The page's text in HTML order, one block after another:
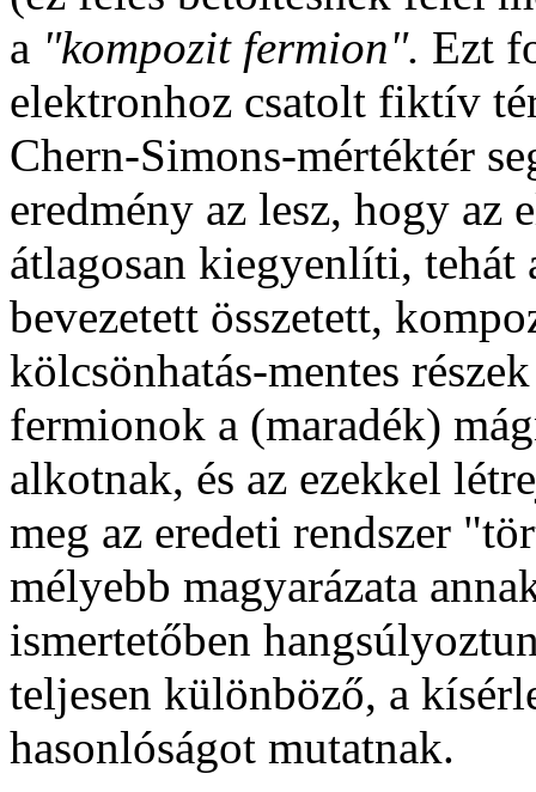
a "kompozit fermion". Ezt
elektronhoz csatolt fiktív
Chern-Simons-mértéktér
eredmény az lesz, hogy az
átlagosan kiegyenlíti, tehát
bevezetett összetett,
kölcsönhatás-mentes
fermionok a (maradék)
alkotnak, és az ezekkel
meg az eredeti rendszer
mélyebb magyarázata
ismertetőben
teljesen különböző, a
hasonlóságot mutatnak.